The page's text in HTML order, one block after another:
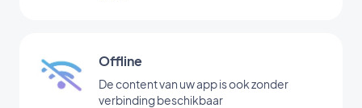
Offline
De content van uw app is ook zonder
verbinding beschikbaar